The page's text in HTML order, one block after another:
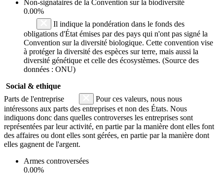
Non-signataires de la Convention sur la biodiversité
0.00%
Il indique la pondération dans le fonds des
obligations d'État émises par des pays qui n'ont pas signé la
Convention sur la diversité biologique. Cette convention vise
à protéger la diversité des espèces sur terre, mais aussi la
diversité génétique et celle des écosystèmes. (Source des
données : ONU)
Social & ethique
Parts de l'entreprise
Pour ces valeurs, nous nous
intéressons aux parts des entreprises et non des États. Nous
indiquons donc dans quelles controverses les entreprises sont
représentées par leur activité, en partie par la manière dont elles font
des affaires ou dont elles sont gérées, en partie par la manière dont
elles gagnent de l'argent.
Armes controversées
0.00%